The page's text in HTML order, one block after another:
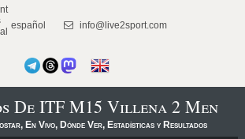
español info@live2sport.com
De ITF M15 Villena 2 Men
En Vivo, Dónde Ver, Estadísticas y Resultados